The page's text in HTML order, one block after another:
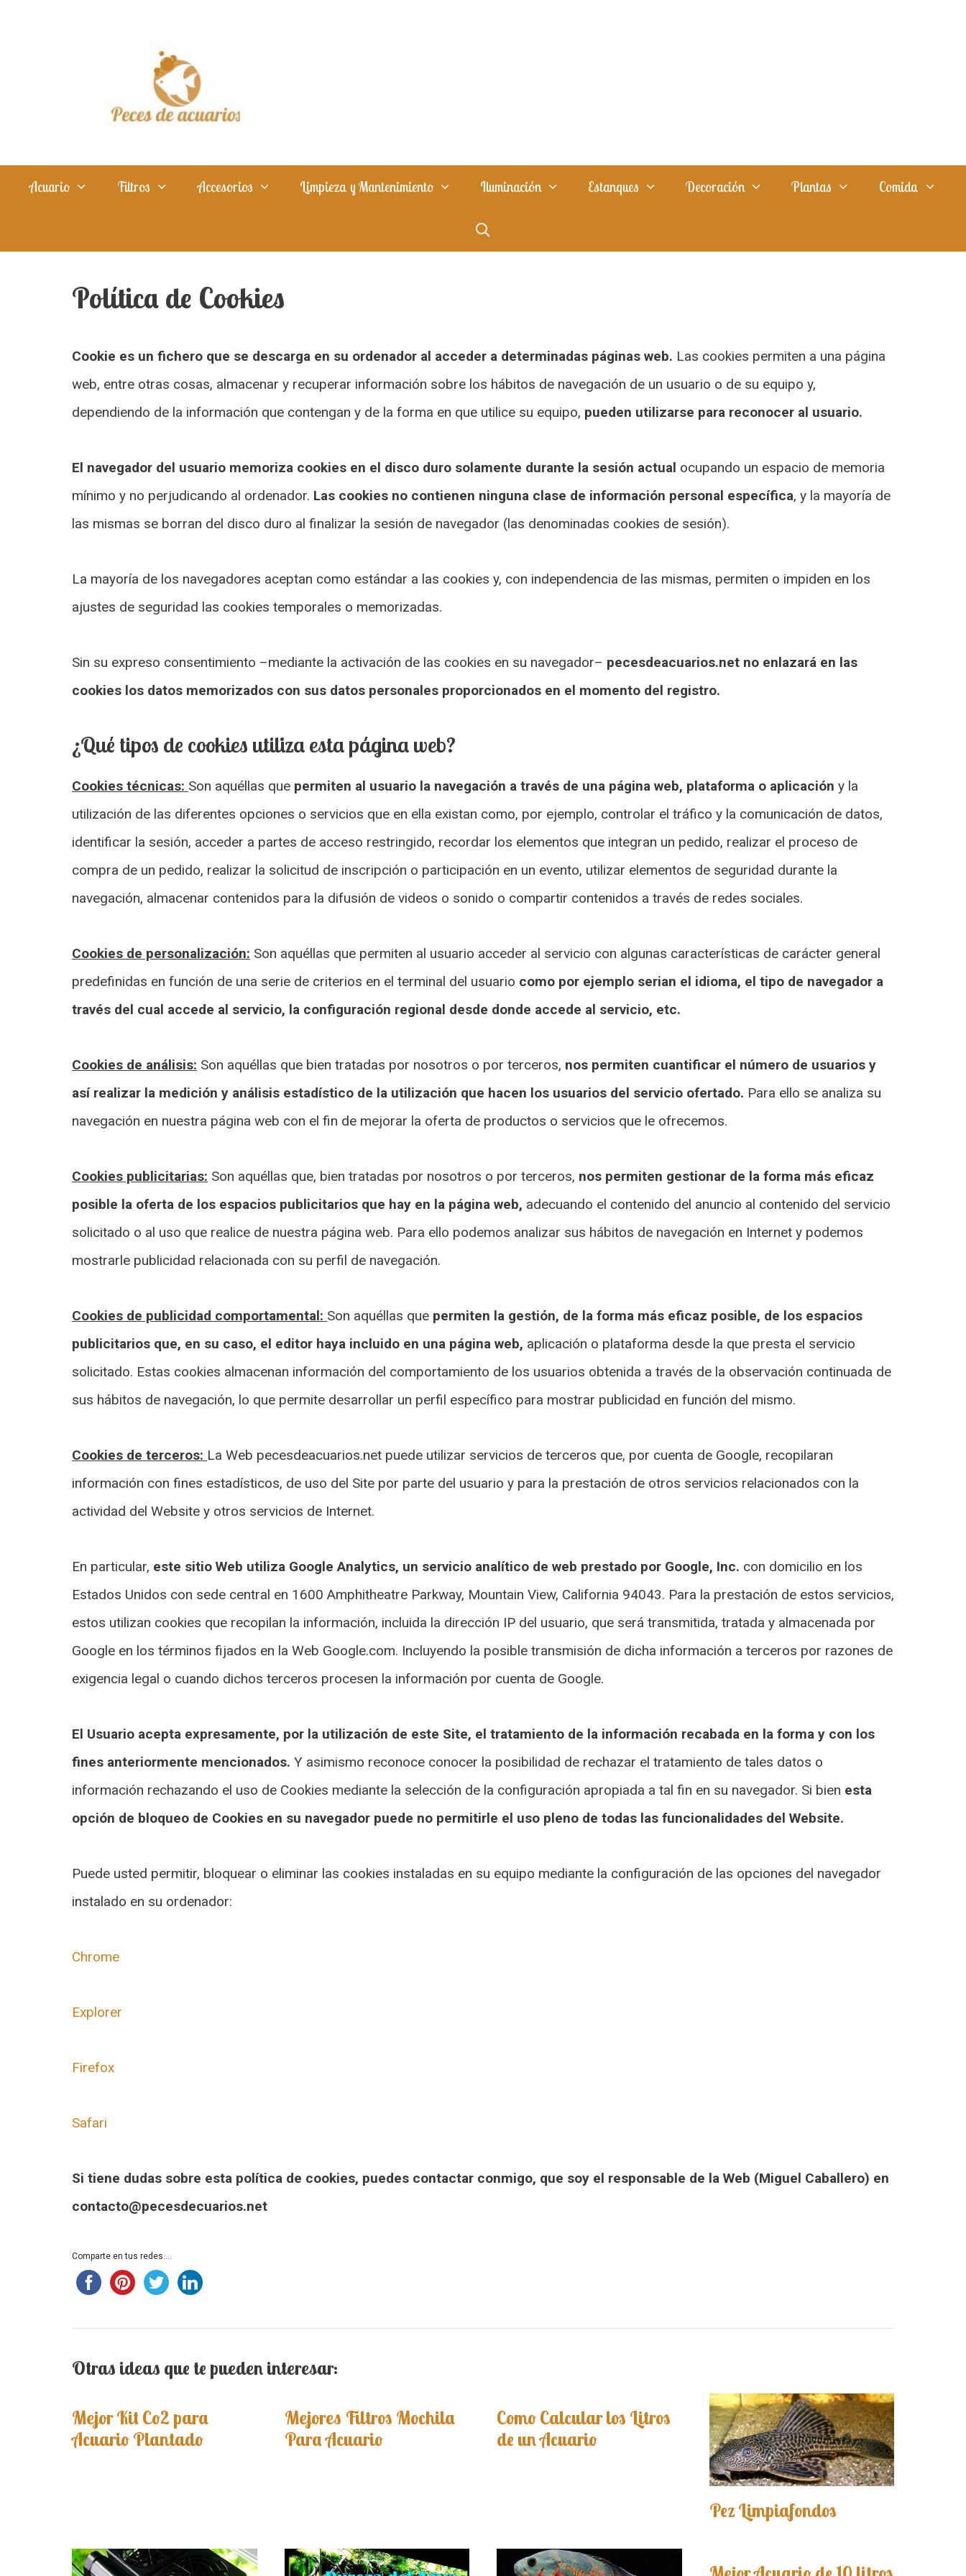
Acuario Filtros Accesorios Limpieza y Mantenimiento Iluminación Estanques Decoración Plantas Comida
Política de Cookies
Cookie es un fichero que se descarga en su ordenador al acceder a determinadas páginas web. Las cookies permiten a una página
web, entre otras cosas, almacenar y recuperar información sobre los hábitos de navegación de un usuario o de su equipo y,
dependiendo de la información que contengan y de la forma en que utilice su equipo, pueden utilizarse para reconocer al usuario.
El navegador del usuario memoriza cookies en el disco duro solamente durante la sesión actual ocupando un espacio de memoria
mínimo y no perjudicando al ordenador. Las cookies no contienen ninguna clase de información personal específica, y la mayoría de
las mismas se borran del disco duro al finalizar la sesión de navegador (las denominadas cookies de sesión).
La mayoría de los navegadores aceptan como estándar a las cookies y, con independencia de las mismas, permiten o impiden en los
ajustes de seguridad las cookies temporales o memorizadas.
Sin su expreso consentimiento –mediante la activación de las cookies en su navegador– pecesdeacuarios.net no enlazará en las
cookies los datos memorizados con sus datos personales proporcionados en el momento del registro.
¿Qué tipos de cookies utiliza esta página web?
Cookies técnicas: Son aquéllas que permiten al usuario la navegación a través de una página web, plataforma o aplicación y la
utilización de las diferentes opciones o servicios que en ella existan como, por ejemplo, controlar el tráfico y la comunicación de datos,
identificar la sesión, acceder a partes de acceso restringido, recordar los elementos que integran un pedido, realizar el proceso de
compra de un pedido, realizar la solicitud de inscripción o participación en un evento, utilizar elementos de seguridad durante la
navegación, almacenar contenidos para la difusión de videos o sonido o compartir contenidos a través de redes sociales.
Cookies de personalización: Son aquéllas que permiten al usuario acceder al servicio con algunas características de carácter general
predefinidas en función de una serie de criterios en el terminal del usuario como por ejemplo serian el idioma, el tipo de navegador a
través del cual accede al servicio, la configuración regional desde donde accede al servicio, etc.
Cookies de análisis: Son aquéllas que bien tratadas por nosotros o por terceros, nos permiten cuantificar el número de usuarios y
así realizar la medición y análisis estadístico de la utilización que hacen los usuarios del servicio ofertado. Para ello se analiza su
navegación en nuestra página web con el fin de mejorar la oferta de productos o servicios que le ofrecemos.
Cookies publicitarias: Son aquéllas que, bien tratadas por nosotros o por terceros, nos permiten gestionar de la forma más eficaz
posible la oferta de los espacios publicitarios que hay en la página web, adecuando el contenido del anuncio al contenido del servicio
solicitado o al uso que realice de nuestra página web. Para ello podemos analizar sus hábitos de navegación en Internet y podemos
mostrarle publicidad relacionada con su perfil de navegación.
Cookies de publicidad comportamental: Son aquéllas que permiten la gestión, de la forma más eficaz posible, de los espacios
publicitarios que, en su caso, el editor haya incluido en una página web, aplicación o plataforma desde la que presta el servicio
solicitado. Estas cookies almacenan información del comportamiento de los usuarios obtenida a través de la observación continuada de
sus hábitos de navegación, lo que permite desarrollar un perfil específico para mostrar publicidad en función del mismo.
Cookies de terceros: La Web pecesdeacuarios.net puede utilizar servicios de terceros que, por cuenta de Google, recopilaran
información con fines estadísticos, de uso del Site por parte del usuario y para la prestación de otros servicios relacionados con la
actividad del Website y otros servicios de Internet.
En particular, este sitio Web utiliza Google Analytics, un servicio analítico de web prestado por Google, Inc. con domicilio en los
Estados Unidos con sede central en 1600 Amphitheatre Parkway, Mountain View, California 94043. Para la prestación de estos servicios,
estos utilizan cookies que recopilan la información, incluida la dirección IP del usuario, que será transmitida, tratada y almacenada por
Google en los términos fijados en la Web Google.com. Incluyendo la posible transmisión de dicha información a terceros por razones de
exigencia legal o cuando dichos terceros procesen la información por cuenta de Google.
El Usuario acepta expresamente, por la utilización de este Site, el tratamiento de la información recabada en la forma y con los
fines anteriormente mencionados. Y asimismo reconoce conocer la posibilidad de rechazar el tratamiento de tales datos o
información rechazando el uso de Cookies mediante la selección de la configuración apropiada a tal fin en su navegador. Si bien esta
opción de bloqueo de Cookies en su navegador puede no permitirle el uso pleno de todas las funcionalidades del Website.
Puede usted permitir, bloquear o eliminar las cookies instaladas en su equipo mediante la configuración de las opciones del navegador
instalado en su ordenador:
Chrome
Explorer
Firefox
Safari
Si tiene dudas sobre esta política de cookies, puedes contactar conmigo, que soy el responsable de la Web (Miguel Caballero) en
contacto@pecesdecuarios.net
Comparte en tus redes....
Otras ideas que te pueden interesar:
Mejor Kit Co2 para
Acuario Plantado
Mejores Filtros Mochila
Para Acuario
Como Calcular los Litros
de un Acuario
Pez Limpiafondos